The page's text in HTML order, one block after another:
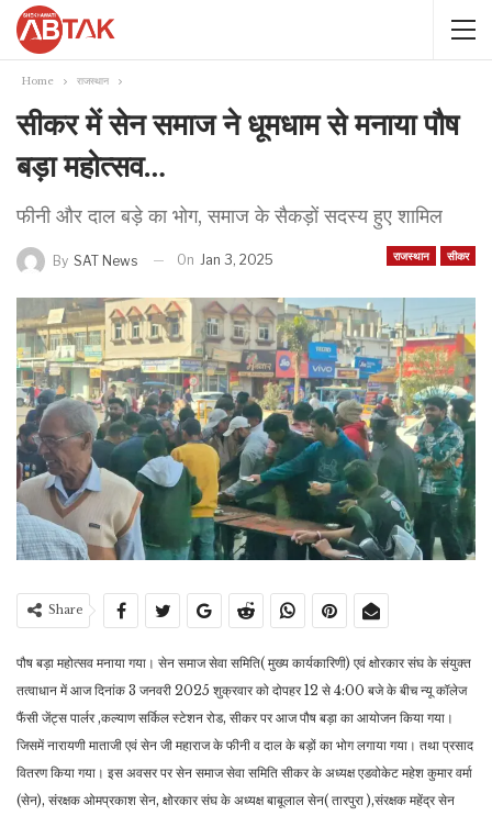
Home राजस्थान
सीकर में सेन समाज ने धूमधाम से मनाया पौष
बड़ा महोत्सव…
फीनी और दाल बड़े का भोग, समाज के सैकड़ों सदस्य हुए शामिल
राजस्थान सीकर
By SAT News On Jan 3, 2025
Share
पौष बड़ा महोत्सव मनाया गया। सेन समाज सेवा समिति( मुख्य कार्यकारिणी) एवं क्षोरकार संघ के संयुक्त
तत्वाधान में आज दिनांक 3 जनवरी 2025 शुक्रवार को दोपहर 12 से 4:00 बजे के बीच न्यू कॉलेज
फैंसी जेंट्स पार्लर ,कल्याण सर्किल स्टेशन रोड, सीकर पर आज पौष बड़ा का आयोजन किया गया।
जिसमें नारायणी माताजी एवं सेन जी महाराज के फीनी व दाल के बड़ों का भोग लगाया गया। तथा प्रसाद
वितरण किया गया। इस अवसर पर सेन समाज सेवा समिति सीकर के अध्यक्ष एडवोकेट महेश कुमार वर्मा
(सेन), संरक्षक ओमप्रकाश सेन, क्षोरकार संघ के अध्यक्ष बाबूलाल सेन( तारपुरा ),संरक्षक महेंद्र सेन